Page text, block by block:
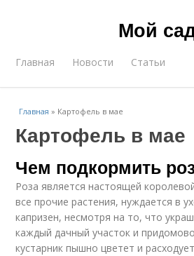
Мой
Главная Новости Статьи
Главная » Картофель в мае
Картофель в мае
Чем подкормить
Роза является настоящей
все прочие растения, нуждается в
капризен, несмотря на то, что
каждый дачный участок и
кустарник пышно цветет и